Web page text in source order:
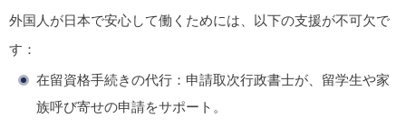
外国人が日本で安心して働くためには、以下の支援が不可欠で
す：
在留資格手続きの代行 ：申請取次行政書士が、留学生や家
族呼び寄せの申請をサポート。